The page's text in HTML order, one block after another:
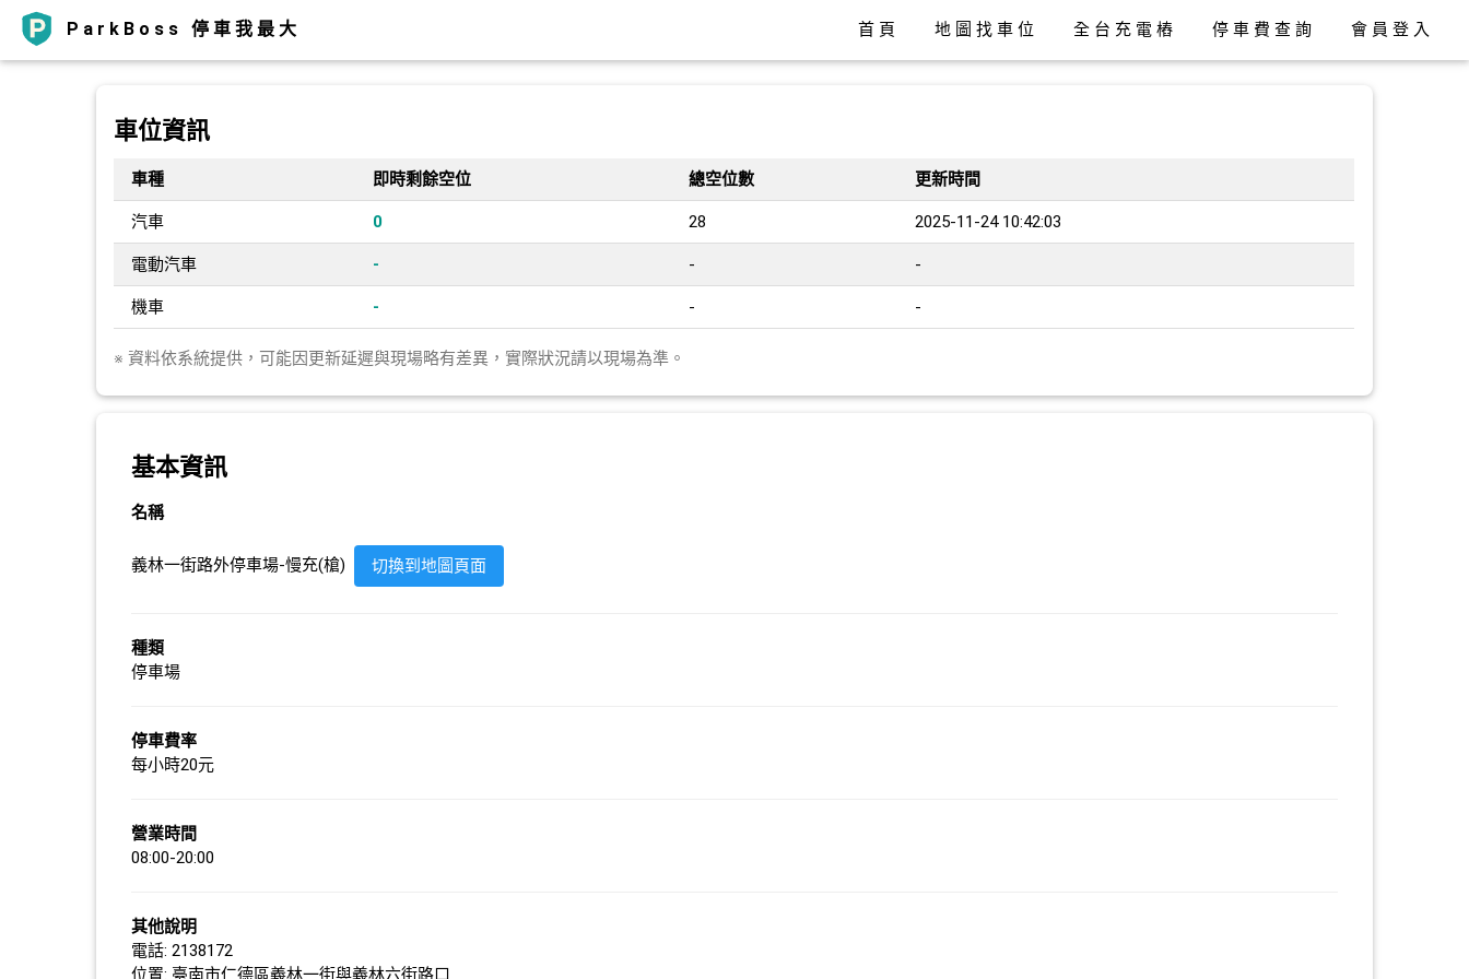
ParkBoss 停車我最大 首頁 地圖找車位 全台充電樁 停車費查詢 會員登入
車位資訊
車種 即時剩餘空位 總空位數 更新時間
汽車 0 28 2025-11-24 10:42:03
電動汽車 - - -
機車 - - -
※ 資料依系統提供，可能因更新延遲與現場略有差異，實際狀況請以現場為準。
基本資訊
名稱
義林一街路外停車場-慢充(槍) 切換到地圖頁面
種類
停車場
停車費率
每小時20元
營業時間
08:00-20:00
其他說明
電話: 2138172
位置: 臺南市仁德區義林一街與義林六街路口